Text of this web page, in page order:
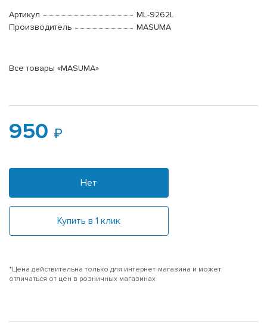
Артикул
ML-9262L
Производитель
MASUMA
Все товары «MASUMA»
950
Нет
Купить в 1 клик
*Цена действительна только для интернет-магазина и может
отличаться от цен в розничных магазинах